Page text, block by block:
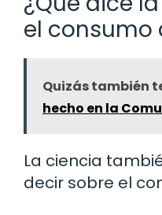
el consumo
Quizás también
hecho en la
La ciencia
decir sobre el